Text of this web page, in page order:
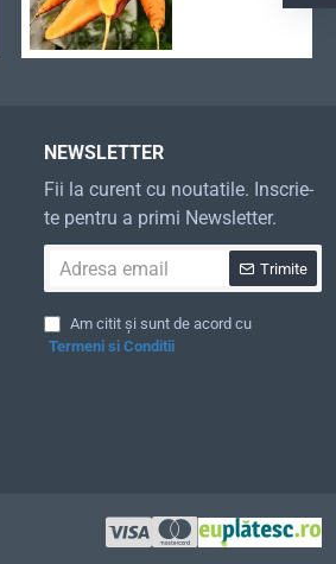
NEWSLETTER
Fii la curent cu noutatile. Inscrie-
te pentru a primi Newsletter.
email
Trimite
Am citit și sunt de acord cu
Termeni si Conditii